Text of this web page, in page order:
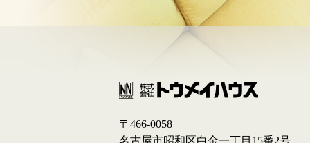
〒466-0058
名古屋市昭和区白金一丁目15番2号